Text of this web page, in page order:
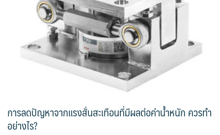
การลดปัญหาจากแรงสั่นสะเทือนที่มีผลต่อค่าน้ำหนัก ควรทำ
อย่างไร?